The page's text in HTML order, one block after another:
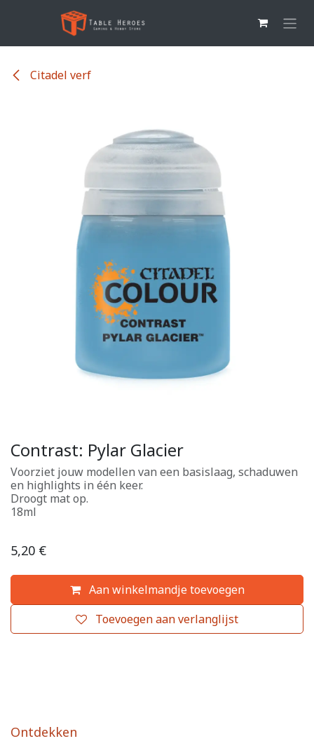
Overslaan naar inhoud
Citadel verf
Contrast: Pylar Glacier
Voorziet jouw modellen van een basislaag, schaduwen
en highlights in één keer.
Droogt mat op.
18ml
5,20 €
Aan winkelmandje toevoegen
Toevoegen aan verlanglijst
Ontdekken